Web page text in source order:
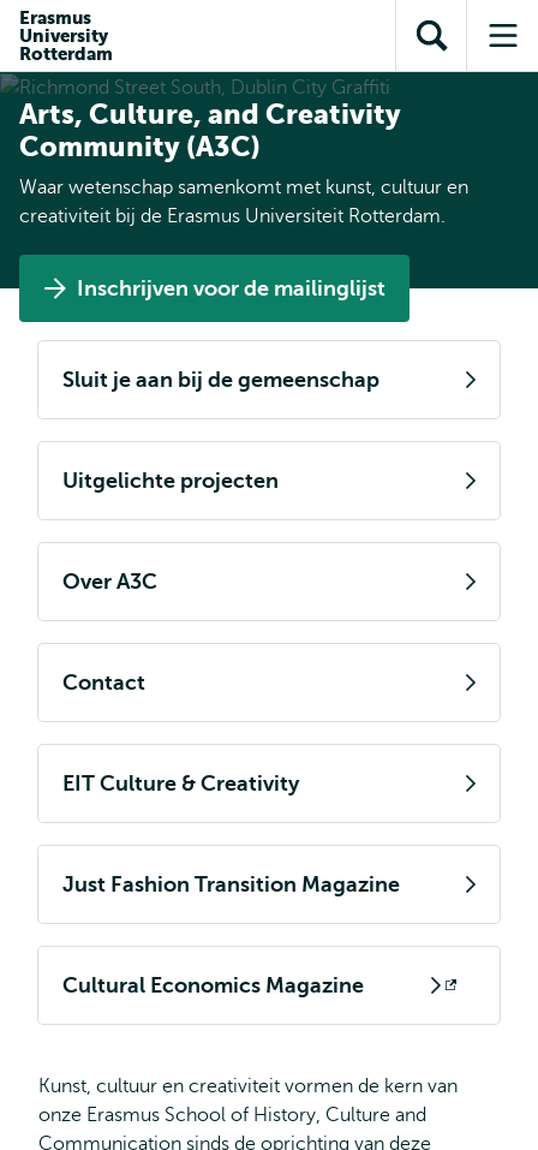
inhoud
gaan
gaan
Direct naar
subnavigatie
Erasmus
University
Rotterdam
Toon
zoekveld
Arts, Culture, and Creativity
Community (A3C)
Waar wetenschap samenkomt met kunst, cultuur en
creativiteit bij de Erasmus Universiteit Rotterdam.
Inschrijven voor de mailinglijst
Sluit je aan bij de gemeenschap
Uitgelichte projecten
Over A3C
Contact
EIT Culture & Creativity
Just Fashion Transition Magazine
Cultural Economics Magazine
Opent
extern
Kunst, cultuur en creativiteit vormen de kern van
onze Erasmus School of History, Culture and
Communication sinds de oprichting van deze